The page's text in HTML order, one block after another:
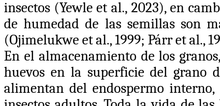
insectos (Yewle et al., 2023), en
de humedad de las semillas son
(Ojimelukwe et al., 1999; Párr et al.,
En el almacenamiento de los
huevos en la superficie del grano
alimentan del endospermo